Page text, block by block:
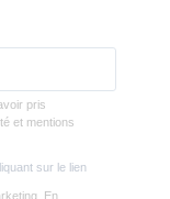
pris
et mentions
sur le lien
En